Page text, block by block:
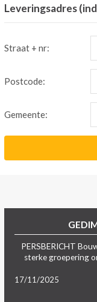
Leveringsadres
Straat + nr:
Postcode:
Gemeente:
PERSBERICHT
sterke groepering
17/11/2025